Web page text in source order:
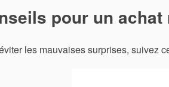
pour un achat
les mauvaises surprises, suivez